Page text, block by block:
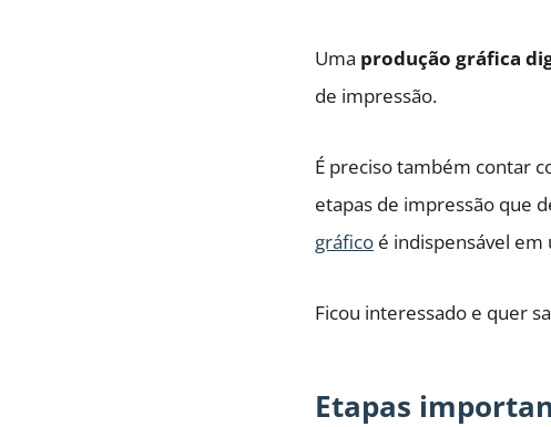
Uma produção gráfica
de impressão.
É preciso também contar
etapas de impressão que
gráfico é indispensável em
Ficou interessado e quer
Etapas